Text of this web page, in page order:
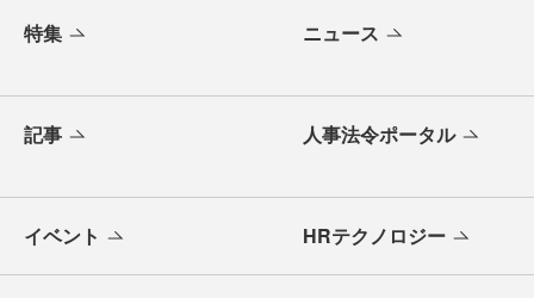
特集 ニュース
記事 人事法令ポータル
イベント HRテクノロジー